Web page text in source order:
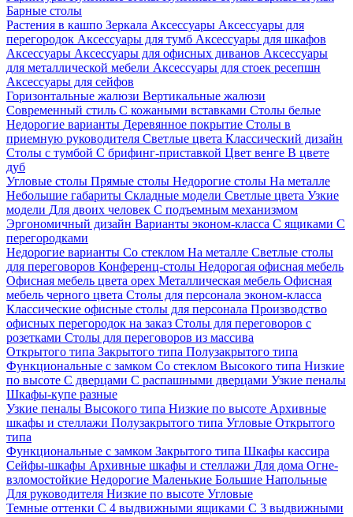
Барные столы
Растения в кашпо Зеркала Аксессуары Аксессуары для
перегородок Аксессуары для тумб Аксессуары для шкафов
Аксессуары Аксессуары для офисных диванов Аксессуары
для металлической мебели Аксессуары для стоек ресепшн
Аксессуары для сейфов
Горизонтальные жалюзи Вертикальные жалюзи
Современный стиль С кожаными вставками Столы белые
Недорогие варианты Деревянное покрытие Столы в
приемную руководителя Светлые цвета Классический дизайн
Столы с тумбой С брифинг-приставкой Цвет венге В цвете
дуб
Угловые столы Прямые столы Недорогие столы На металле
Небольшие габариты Складные модели Светлые цвета Узкие
модели Для двоих человек С подъемным механизмом
Эргономичный дизайн Варианты эконом-класса С ящиками С
перегородками
Недорогие варианты Со стеклом На металле Светлые столы
для переговоров Конференц-столы Недорогая офисная мебель
Офисная мебель цвета орех Металлическая мебель Офисная
мебель черного цвета Столы для персонала эконом-класса
Классические офисные столы для персонала Производство
офисных перегородок на заказ Столы для переговоров с
розетками Столы для переговоров из массива
Открытого типа Закрытого типа Полузакрытого типа
Функциональные с замком Со стеклом Высокого типа Низкие
по высоте С дверцами С распашными дверцами Узкие пеналы
Шкафы-купе разные
Узкие пеналы Высокого типа Низкие по высоте Архивные
шкафы и стеллажи Полузакрытого типа Угловые Открытого
типа
Функциональные с замком Закрытого типа Шкафы кассира
Сейфы-шкафы Архивные шкафы и стеллажи Для дома Огне-
взломостойкие Недорогие Маленькие Большие Напольные
Для руководителя Низкие по высоте Угловые
Темные оттенки С 4 выдвижными ящиками С 3 выдвижными